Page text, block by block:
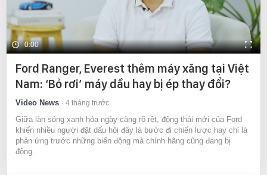
0:00
Ford Ranger, Everest thêm máy xăng tại Việt
Nam: ‘Bỏ rơi’ máy dầu hay bị ép thay đổi?
Video News 4 tháng trước
Giữa làn sóng xanh hóa ngày càng rõ rệt, động thái mới của Ford
khiến nhiều người đặt dấu hỏi đây là bước đi chiến lược hay chỉ là
phản ứng trước những biến động mà chính hãng cũng đang bị
động.